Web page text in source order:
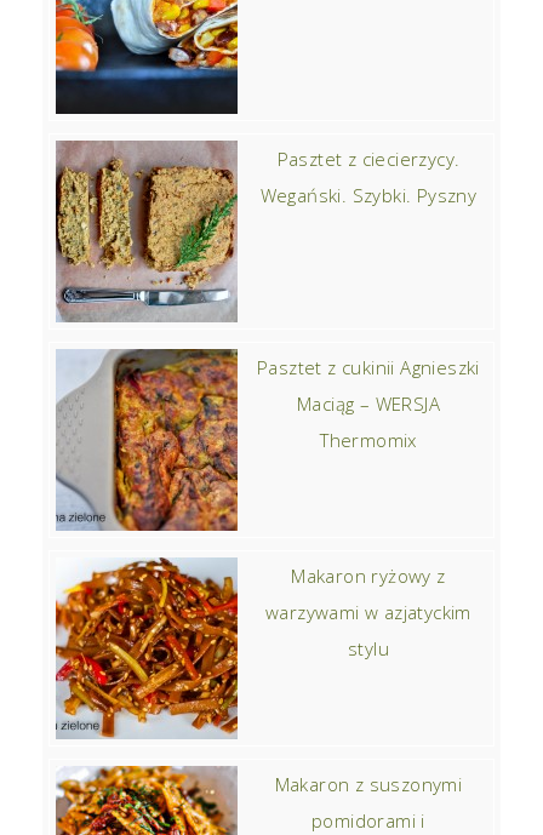
Pasztet z ciecierzycy.
Wegański. Szybki. Pyszny
Pasztet z cukinii Agnieszki
Maciąg – WERSJA
Thermomix
Makaron ryżowy z
warzywami w azjatyckim
stylu
Makaron z suszonymi
pomidorami i